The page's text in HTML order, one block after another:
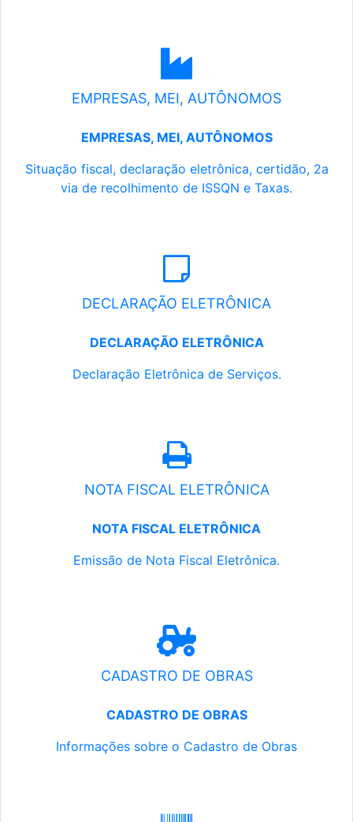
EMPRESAS, MEI, AUTÔNOMOS
EMPRESAS, MEI, AUTÔNOMOS
Situação fiscal, declaração eletrônica, certidão, 2a
via de recolhimento de ISSQN e Taxas.
DECLARAÇÃO ELETRÔNICA
DECLARAÇÃO ELETRÔNICA
Declaração Eletrônica de Serviços.
NOTA FISCAL ELETRÔNICA
NOTA FISCAL ELETRÔNICA
Emissão de Nota Fiscal Eletrônica.
CADASTRO DE OBRAS
CADASTRO DE OBRAS
Informações sobre o Cadastro de Obras